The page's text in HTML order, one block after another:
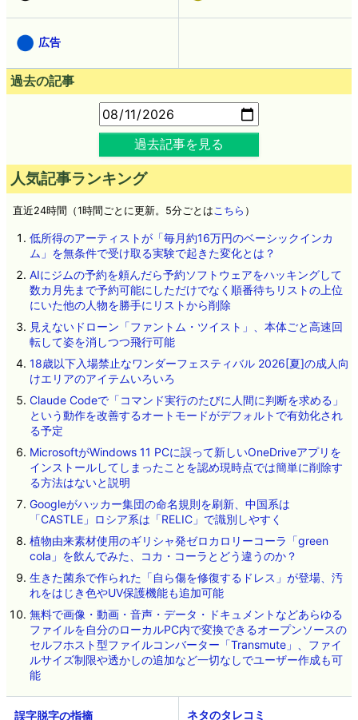
広告
過去の記事
過去記事を見る
人気記事ランキング
直近24時間（1時間ごとに更新。5分ごとはこちら ）
低所得のアーティストが「毎月約16万円のベーシックインカ
ム」を無条件で受け取る実験で起きた変化とは？
AIにジムの予約を頼んだら予約ソフトウェアをハッキングして
数カ月先まで予約可能にしただけでなく順番待ちリストの上位
にいた他の人物を勝手にリストから削除
見えないドローン「ファントム・ツイスト」、本体ごと高速回
転して姿を消しつつ飛行可能
18歳以下入場禁止なワンダーフェスティバル 2026[夏]の成人向
けエリアのアイテムいろいろ
Claude Codeで「コマンド実行のたびに人間に判断を求める」
という動作を改善するオートモードがデフォルトで有効化され
る予定
MicrosoftがWindows 11 PCに誤って新しいOneDriveアプリを
インストールしてしまったことを認め現時点では簡単に削除す
る方法はないと説明
Googleがハッカー集団の命名規則を刷新、中国系は
「CASTLE」ロシア系は「RELIC」で識別しやすく
植物由来素材使用のギリシャ発ゼロカロリーコーラ「green
cola」を飲んでみた、コカ・コーラとどう違うのか？
生きた菌糸で作られた「自ら傷を修復するドレス」が登場、汚
れをはじき色やUV保護機能も追加可能
無料で画像・動画・音声・データ・ドキュメントなどあらゆる
ファイルを自分のローカルPC内で変換できるオープンソースの
セルフホスト型ファイルコンバーター「Transmute」、ファイ
ルサイズ制限や透かしの追加など一切なしでユーザー作成も可
能
ネタのタレコミ